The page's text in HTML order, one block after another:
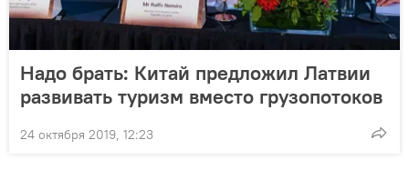
Надо брать: Китай предложил Латвии
развивать туризм вместо грузопотоков
24 октября 2019, 12:23